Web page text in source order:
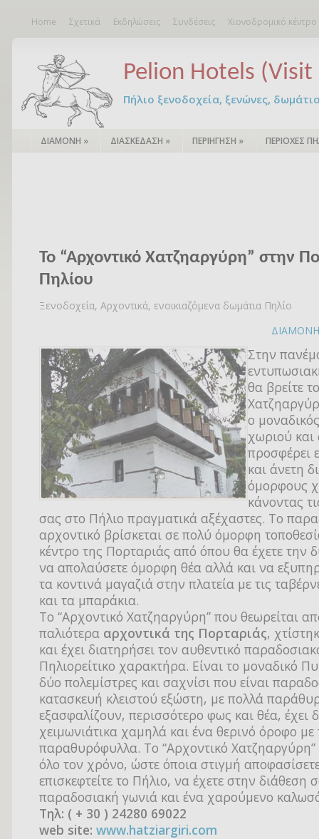
Home Σχετικά Εκδηλώσεις Συνδέσεις Χιονοδρομικό
Pelion Hotels (Visit
Πήλιο ξενοδοχεία, ξενώνες,
ΔΙΑΜΟΝΗ » ΔΙΑΣΚΕΔΑΣΗ » ΠΕΡΙΗΓΗΣΗ » ΠΕΡΙΟΧΕΣ
Το “Αρχοντικό Χατζηαργύρη” στην
Πηλίου
Ξενοδοχεία, Αρχοντικά, ενοικιαζόμενα δωμάτια Πηλίο
ΔΙΑΜΟΝΗ
Στην
θα βρείτε
ο
χωριού και
προσφέρει
και άνετη
όμορφους
κάνοντας
σας στο Πήλιο πραγματικά αξέχαστες. Το
αρχοντικό βρίσκεται σε πολύ όμορφη
κέντρο της Πορταριάς από όπου θα έχετε την
να απολαύσετε όμορφη θέα αλλά και να
τα κοντινά μαγαζιά στην πλατεία με τις
και τα μπαράκια.
Το “Αρχοντικό Χατζηαργύρη” που θεωρείται
παλιότερα αρχοντικά της Πορταριάς,
και έχει διατηρήσει τον αυθεντικό
Πηλιορείτικο χαρακτήρα. Είναι το μοναδικό
δύο πολεμίστρες και σαχνίσι που είναι
κατασκευή κλειστού εξώστη, με πολλά
εξασφαλίζουν, περισσότερο φως και θέα, έχει
χειμωνιάτικα χαμηλά και ένα θερινό όροφο
παραθυρόφυλλα. Το “Αρχοντικό Χατζηαργύρη”
όλο τον χρόνο, ώστε όποια στιγμή
επισκεφτείτε το Πήλιο, να έχετε στην διάθεση
παραδοσιακή γωνιά και ένα χαρούμενο
Tηλ: ( + 30 ) 24280 69022
web site: www.hatziargiri.com